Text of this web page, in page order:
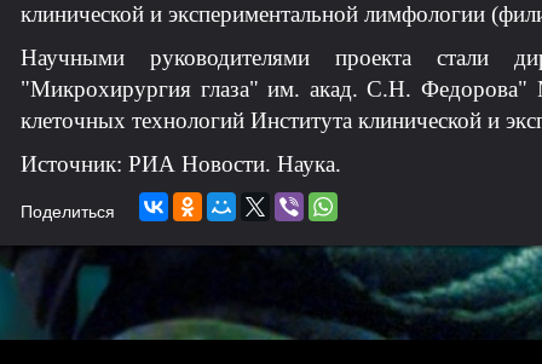
клинической и экспериментальной лимфологии
Научными руководителями проекта
"Микрохирургия глаза" им. акад. С.Н. Федорова"
клеточных технологий Института клинической и
Источник: РИА Новости. Наука.
Поделиться